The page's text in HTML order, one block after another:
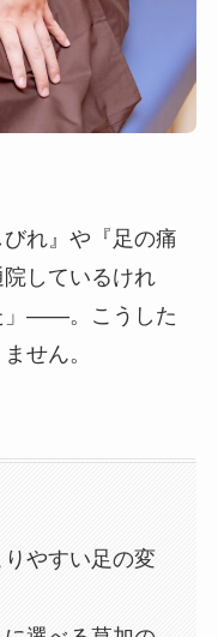
びれ』や『足の痛
しているけれ
」――。こうした
せん。
やすい足の変